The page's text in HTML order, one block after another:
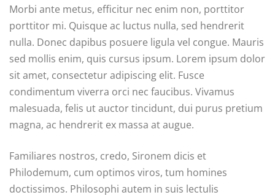
Morbi ante metus, efficitur nec enim non, porttitor
porttitor mi. Quisque ac luctus nulla, sed hendrerit
nulla. Donec dapibus posuere ligula vel congue. Mauris
sed mollis enim, quis cursus ipsum. Lorem ipsum dolor
sit amet, consectetur adipiscing elit. Fusce
condimentum viverra orci nec faucibus. Vivamus
malesuada, felis ut auctor tincidunt, dui purus pretium
magna, ac hendrerit ex massa at augue.
Familiares nostros, credo, Sironem dicis et
Philodemum, cum optimos viros, tum homines
doctissimos. Philosophi autem in suis lectulis